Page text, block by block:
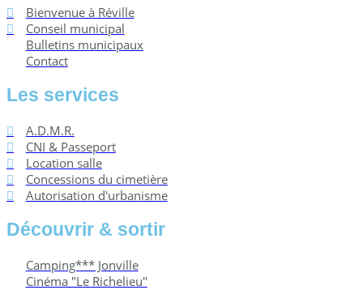
Bienvenue à Réville
Conseil municipal
Bulletins municipaux
Contact
Les services
A.D.M.R.
CNI & Passeport
Location salle
Concessions du cimetière
Autorisation d'urbanisme
Découvrir & sortir
Camping*** Jonville
Cinéma "Le Richelieu"